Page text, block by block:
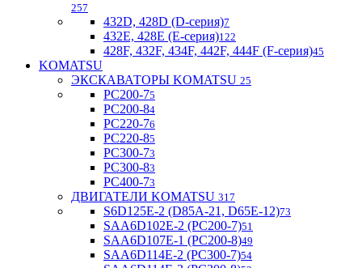
257
432D, 428D (D-серия)7
432E, 428E (E-серия)122
428F, 432F, 434F, 442F, 444F (F-серия)45
KOMATSU
ЭКСКАВАТОРЫ KOMATSU 25
PC200-75
PC200-84
PC220-76
PC220-85
PC300-73
PC300-83
PC400-73
ДВИГАТЕЛИ KOMATSU 317
S6D125E-2 (D85A-21, D65E-12)73
SAA6D102E-2 (PC200-7)51
SAA6D107E-1 (PC200-8)49
SAA6D114E-2 (PC300-7)54